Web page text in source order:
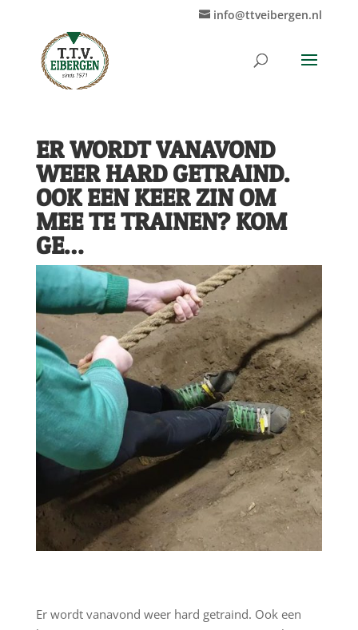
info@ttveibergen.nl
ER WORDT VANAVOND
WEER HARD GETRAIND.
OOK EEN KEER ZIN OM
MEE TE TRAINEN? KOM
GE…
Er wordt vanavond weer hard getraind. Ook een